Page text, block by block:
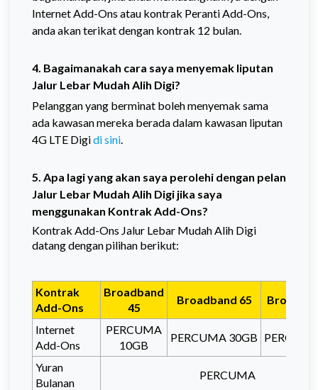
Internet Add-Ons atau kontrak Peranti Add-Ons,
anda akan terikat dengan kontrak 12 bulan.
4. Bagaimanakah cara saya menyemak liputan
Jalur Lebar Mudah Alih Digi?
Pelanggan yang berminat boleh menyemak sama
ada kawasan mereka berada dalam kawasan liputan
4G LTE Digidi sini.
5. Apa lagi yang akan saya perolehi dengan pelan
Jalur Lebar Mudah Alih Digi jika saya
menggunakan Kontrak Add-Ons?
Kontrak Add-Ons Jalur Lebar Mudah Alih Digi
datang dengan pilihan berikut:
Kontrak
Add-Ons
Broadband
45
Broadband 65
Internet
Add-Ons
PERCUMA
10GB
PERCUMA 30GB
Yuran
Bulanan
PERCUMA